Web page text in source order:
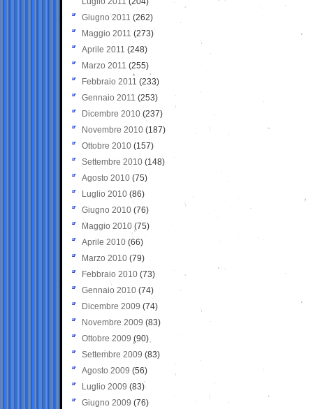
Giugno 2011 (262)
Maggio 2011 (273)
Aprile 2011 (248)
Marzo 2011 (255)
Febbraio 2011 (233)
Gennaio 2011 (253)
Dicembre 2010 (237)
Novembre 2010 (187)
Ottobre 2010 (157)
Settembre 2010 (148)
Agosto 2010 (75)
Luglio 2010 (86)
Giugno 2010 (76)
Maggio 2010 (75)
Aprile 2010 (66)
Marzo 2010 (79)
Febbraio 2010 (73)
Gennaio 2010 (74)
Dicembre 2009 (74)
Novembre 2009 (83)
Ottobre 2009 (90)
Settembre 2009 (83)
Agosto 2009 (56)
Luglio 2009 (83)
Giugno 2009 (76)